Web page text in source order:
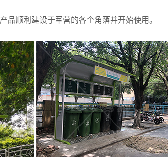
产品顺利建设于军营的各个角落并开始使用。